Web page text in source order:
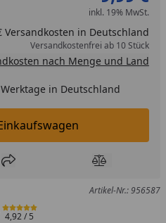
inkl. 19% MwSt.
Versandkosten in Deutschland
Versandkostenfrei ab 10 Stück
nach Menge und Land
in Deutschland
In den Einkaufswagen legen
hinzufügen
Teilen Produkt
Artikel-Nr.: 956587
4,92/ 5